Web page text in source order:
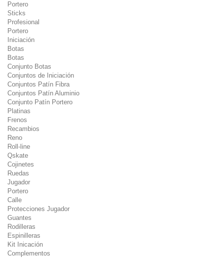
Portero
Sticks
Profesional
Portero
Iniciación
Botas
Botas
Conjunto Botas
Conjuntos de Iniciación
Conjuntos Patín Fibra
Conjuntos Patín Aluminio
Conjunto Patín Portero
Platinas
Frenos
Recambios
Reno
Roll-line
Qskate
Cojinetes
Ruedas
Jugador
Portero
Calle
Protecciones Jugador
Guantes
Rodilleras
Espinilleras
Kit Inicación
Complementos